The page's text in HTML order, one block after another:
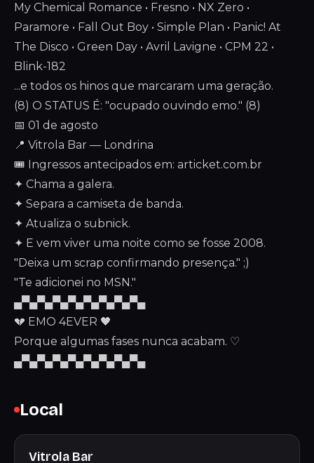
My Chemical Romance • Fresno • NX Zero •
Paramore • Fall Out Boy • Simple Plan • Panic! At
The Disco • Green Day • Avril Lavigne • CPM 22 •
Blink-182
...e todos os hinos que marcaram uma geração.
(8) O STATUS É: "ocupado ouvindo emo." (8)
📅 01 de agosto
📍 Vitrola Bar — Londrina
🎟️ Ingressos antecipados em: articket.com.br
✦ Chama a galera.
✦ Separa a camiseta de banda.
✦ Atualiza o subnick.
✦ E vem viver uma noite como se fosse 2008.
"Deixa um scrap confirmando presença." ;)
"Te adicionei no MSN."
▄▀▄▀▄▀▄▀▄▀▄▀▄▀▄▀▄
💔 EMO 4EVER 🖤
Porque algumas fases nunca acabam. ♡
▄▀▄▀▄▀▄▀▄▀▄▀▄▀▄▀▄
Local
Vitrola Bar